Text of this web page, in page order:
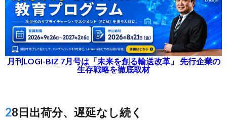
月刊LOGI-BIZ 7月号は「未来を創る輸送改革」 先行企業の
生存戦略を徹底取材
28日出荷分、遅延なし続く